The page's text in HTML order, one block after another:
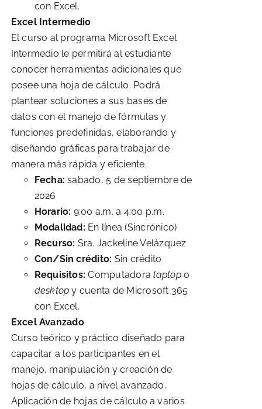
con Excel.
Excel Intermedio
El curso al programa Microsoft Excel
Intermedio le permitirá al estudiante
conocer herramientas adicionales que
posee una hoja de cálculo. Podrá
plantear soluciones a sus bases de
datos con el manejo de fórmulas y
funciones predefinidas, elaborando y
diseñando gráficas para trabajar de
manera más rápida y eficiente.
Fecha: sabado, 5 de septiembre de
2026
Horario: 9:00 a.m. a 4:00 p.m.
Modalidad: En línea (Sincrónico)
Recurso: Sra. Jackeline Velázquez
Con/Sin crédito: Sin crédito
Requisitos: Computadoralaptopo
desktop y cuenta de Microsoft 365
con Excel.
Excel Avanzado
Curso teórico y práctico diseñado para
capacitar a los participantes en el
manejo, manipulación y creación de
hojas de cálculo, a nivel avanzado.
Aplicación de hojas de cálculo a varios